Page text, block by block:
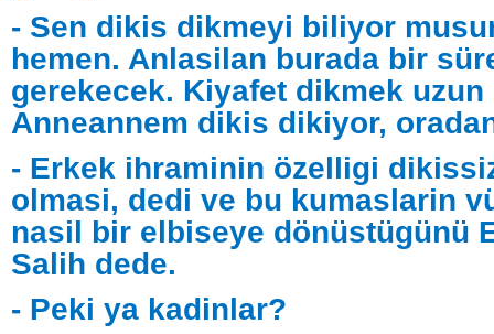
- Sen dikis dikmeyi biliyor
hemen. Anlasilan burada bir
gerekecek. Kiyafet dikmek
Anneannem dikis dikiyor,
- Erkek ihraminin özelligi
olmasi, dedi ve bu kumaslarin
nasil bir elbiseye dönüstügünü
Salih dede.
- Peki ya kadinlar?